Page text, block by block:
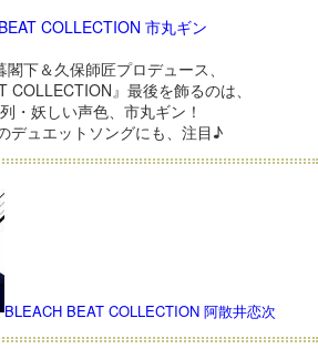
COLLECTION 市丸ギン
下＆久保師匠プロデュース、
COLLECTION』最後を飾るのは、
・妖しい声色、市丸ギン！
デュエットソングにも、注目♪
BLEACH BEAT COLLECTION 阿散井恋次